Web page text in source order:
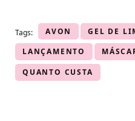
Tags: AVON
GEL DE
LANÇAMENTO
QUANTO CUSTA